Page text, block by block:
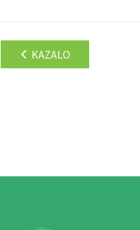
KAZALO